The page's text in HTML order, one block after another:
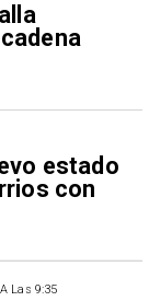
estado
con
Las 9:35